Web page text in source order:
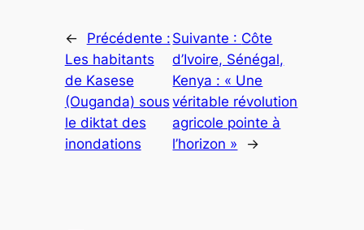
←
Précédente :
Les habitants
de Kasese
(Ouganda) sous
le diktat des
inondations
Suivante : Côte
d’Ivoire, Sénégal,
Kenya : « Une
véritable révolution
agricole pointe à
l’horizon »
→